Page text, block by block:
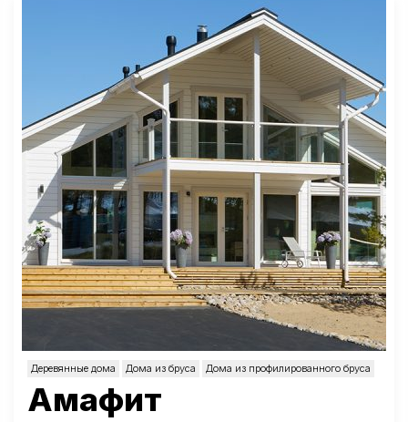
Деревянные дома Дома из бруса Дома из профилированного бруса
Амафит